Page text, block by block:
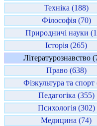
Техніка (188)
Філософія (70)
Природничі науки
Історія (265)
Літературознавство
Право (638)
Фізкультура та спорт
Педагогіка (355)
Психологія (302)
Медицина (74)